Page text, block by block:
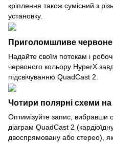
кріплення також сумісний з
установку.
Приголомшливе червоне
Надайте своїм потокам і
червоного кольору HyperX
підсвічуванню QuadCast 2.
Чотири полярні схеми на
Оптимізуйте запис, вибравши
діаграм QuadCast 2
двоспрямовану або стерео),